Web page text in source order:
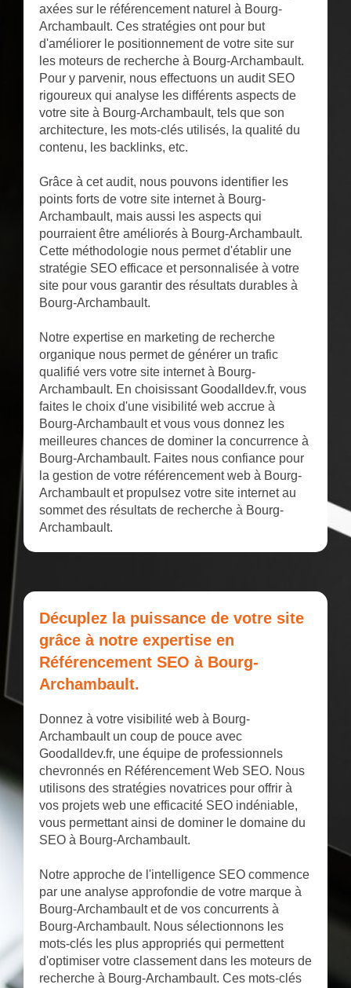
axées sur le référencement naturel à Bourg-
Archambault. Ces stratégies ont pour but
d'améliorer le positionnement de votre site sur
les moteurs de recherche à Bourg-Archambault.
Pour y parvenir, nous effectuons un audit SEO
rigoureux qui analyse les différents aspects de
votre site à Bourg-Archambault, tels que son
architecture, les mots-clés utilisés, la qualité du
contenu, les backlinks, etc.
Grâce à cet audit, nous pouvons identifier les
points forts de votre site internet à Bourg-
Archambault, mais aussi les aspects qui
pourraient être améliorés à Bourg-Archambault.
Cette méthodologie nous permet d'établir une
stratégie SEO efficace et personnalisée à votre
site pour vous garantir des résultats durables à
Bourg-Archambault.
Notre expertise en marketing de recherche
organique nous permet de générer un trafic
qualifié vers votre site internet à Bourg-
Archambault. En choisissant Goodalldev.fr, vous
faites le choix d'une visibilité web accrue à
Bourg-Archambault et vous vous donnez les
meilleures chances de dominer la concurrence à
Bourg-Archambault. Faites nous confiance pour
la gestion de votre référencement web à Bourg-
Archambault et propulsez votre site internet au
sommet des résultats de recherche à Bourg-
Archambault.
Décuplez la puissance de votre site
grâce à notre expertise en
Référencement SEO à Bourg-
Archambault.
Donnez à votre visibilité web à Bourg-
Archambault un coup de pouce avec
Goodalldev.fr, une équipe de professionnels
chevronnés en Référencement Web SEO. Nous
utilisons des stratégies novatrices pour offrir à
vos projets web une efficacité SEO indéniable,
vous permettant ainsi de dominer le domaine du
SEO à Bourg-Archambault.
Notre approche de l'intelligence SEO commence
par une analyse approfondie de votre marque à
Bourg-Archambault et de vos concurrents à
Bourg-Archambault. Nous sélectionnons les
mots-clés les plus appropriés qui permettent
d'optimiser votre classement dans les moteurs de
recherche à Bourg-Archambault. Ces mots-clés